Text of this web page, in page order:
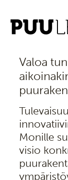
27.2.2025
Valoa
Monille
visio